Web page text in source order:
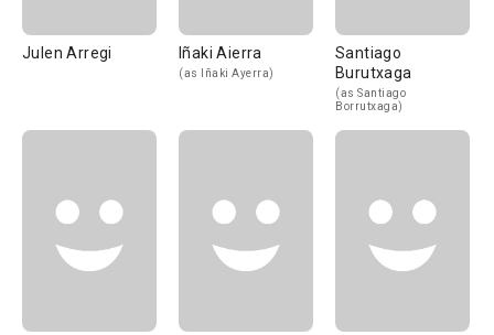
Julen Arregi Iñaki Aierra
(as Iñaki Ayerra)
Santiago
Burutxaga
(as Santiago
Borrutxaga)